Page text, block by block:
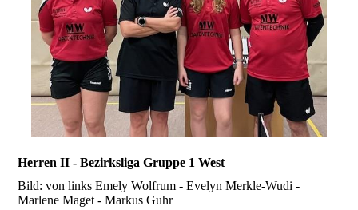
Herren II - Bezirksliga Gruppe 1 West
Bild: von links Emely Wolfrum - Evelyn Merkle-Wudi -
Marlene Maget - Markus Guhr